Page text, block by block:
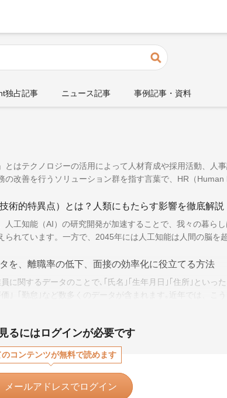
検索
独占記事 ニュース記事 事例記事・資料
とはテクノロジーの活用によって人材育成や採用活動、人
の改善を行うソリューション群を指す言葉で、HR（Human
術的特異点）とは？人類にもたらす影響を徹底解説
人工知能（AI）の研究開発が加速することで、我々の暮らし
られています。一方で、2045年には人工知能は人間の脳を
を、離職率の低下、面接の効率化に役立てる方法
に関するデータのことで､｢氏名｣｢生年月日｣｢住所｣といった
｣「勤怠｣など数多くのデータが含まれます｡近年では、こう
るにはログインが必要です
のコンテンツが無料で読めます
メールアドレスでログイン